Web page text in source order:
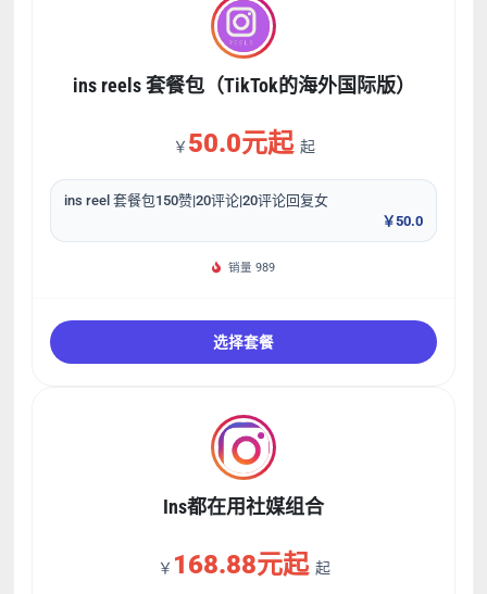
ins reels 套餐包（TikTok的海外国际版）
￥ 50.0元起 起
ins reel 套餐包150赞|20评论|20评论回复女
￥50.0
销量 989
选择套餐
Ins都在用社媒组合
￥ 168.88元起 起